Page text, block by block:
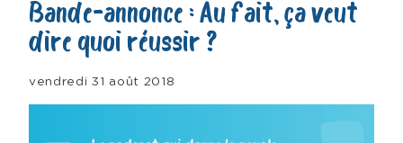
Bande-annonce : Au fait, ça veut
dire quoi réussir ?
vendredi 31 août 2018